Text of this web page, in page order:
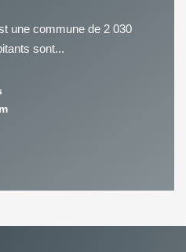
une commune de 2 030
sont...